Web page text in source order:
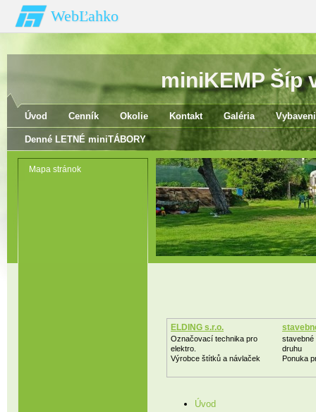
WebĽahko
miniKEMP Šíp
Úvod Cenník Okolie Kontakt Galéria
Denné LETNÉ miniTÁBORY
Mapa stránok
ELDING s.r.o.
Označovací technika pro
elektro.
Výrobce štítků a návlaček
stavebné
druhu
Ponuka
Úvod